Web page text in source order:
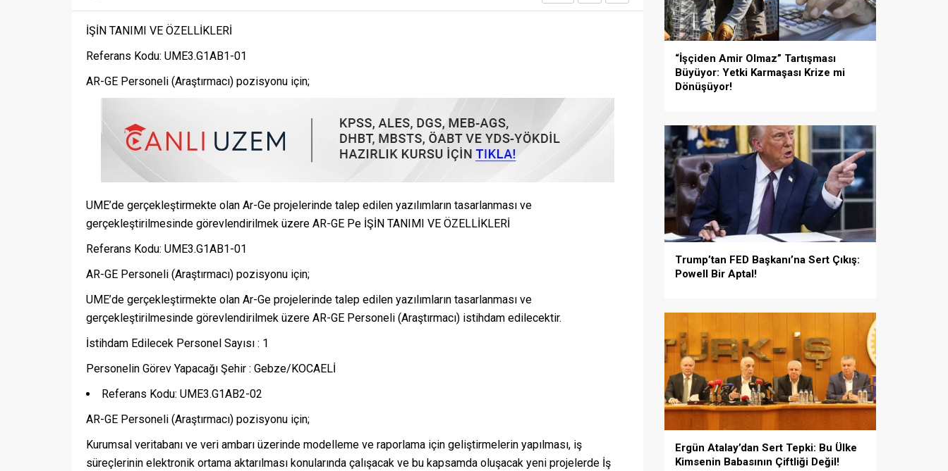
İŞİN TANIMI VE ÖZELLİKLERİ
Referans Kodu: UME3.G1AB1-01
AR-GE Personeli (Araştırmacı) pozisyonu için;
UME’de gerçekleştirmekte olan Ar-Ge projelerinde talep edilen yazılımların tasarlanması ve
gerçekleştirilmesinde görevlendirilmek üzere AR-GE Pe İŞİN TANIMI VE ÖZELLİKLERİ
Referans Kodu: UME3.G1AB1-01
AR-GE Personeli (Araştırmacı) pozisyonu için;
UME’de gerçekleştirmekte olan Ar-Ge projelerinde talep edilen yazılımların tasarlanması ve
gerçekleştirilmesinde görevlendirilmek üzere AR-GE Personeli (Araştırmacı) istihdam edilecektir.
İstihdam Edilecek Personel Sayısı : 1
Personelin Görev Yapacağı Şehir : Gebze/KOCAELİ
Referans Kodu: UME3.G1AB2-02
AR-GE Personeli (Araştırmacı) pozisyonu için;
Kurumsal veritabanı ve veri ambarı üzerinde modelleme ve raporlama için geliştirmelerin yapılması, iş
süreçlerinin elektronik ortama aktarılması konularında çalışacak ve bu kapsamda oluşacak yeni projelerde İş
“İşçiden Amir Olmaz” Tartışması
Büyüyor: Yetki Karmaşası Krize mi
Dönüşüyor!
Trump’tan FED Başkanı’na Sert Çıkış:
Powell Bir Aptal!
Ergün Atalay’dan Sert Tepki: Bu Ülke
Kimsenin Babasının Çiftliği Değil!